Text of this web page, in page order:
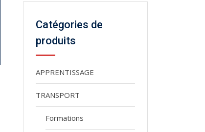
Catégories de
produits
APPRENTISSAGE
TRANSPORT
Formations